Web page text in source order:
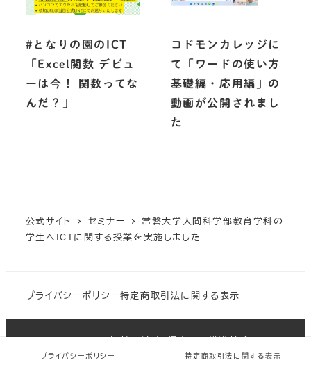
#となりの園のICT
「Excel関数 デビュ
ーは今！ 関数ってな
んだ？」
コドモンカレッジに
て「ワードの使い方
基礎編・応用編」の
動画が公開されまし
た
公式サイト セミナー
常磐大学人間科学部教育学科の
学生へICTに関する授業を実施しました
プライバシーポリシー特定商取引法に関する表示
Copyright 一般社団法人 保育ICT推進協会 All
rights reserved.
プライバシーポリシー 特定商取引法に関する表示